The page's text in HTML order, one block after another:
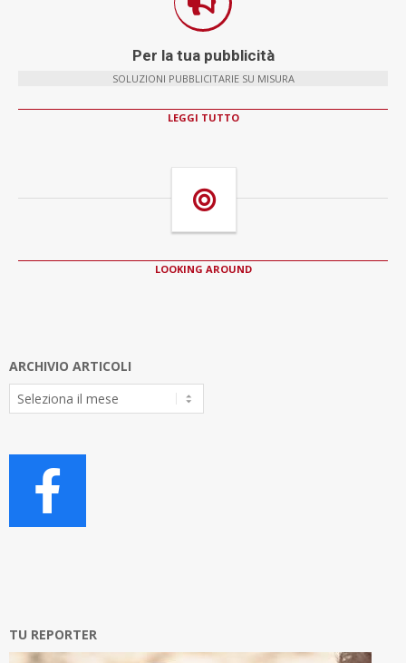
Per la tua pubblicità
SOLUZIONI PUBBLICITARIE SU MISURA
LEGGI TUTTO
LOOKING AROUND
ARCHIVIO ARTICOLI
Archivio
Articoli
TU REPORTER